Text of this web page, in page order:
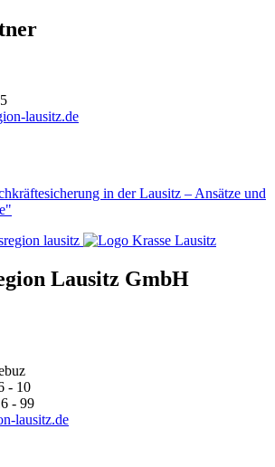
lausitz.de
in der Lausitz – Ansätze und
Lausitz GmbH
- 10
- 99
lausitz.de